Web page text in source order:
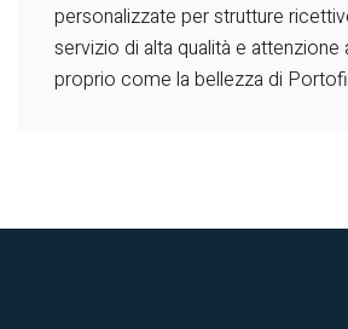
personalizzate per strutture
servizio di alta qualità e attenzione
proprio come la bellezza di